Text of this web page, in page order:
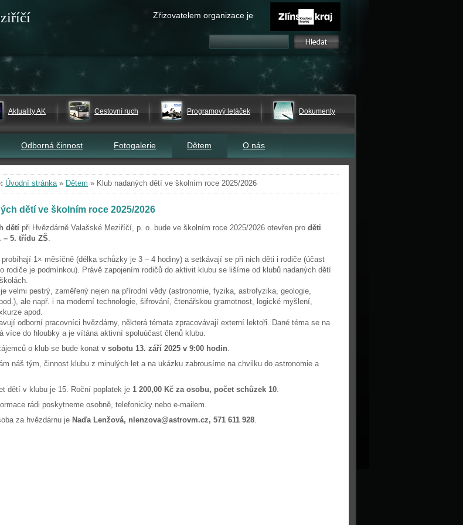
Zřizovatelem organizace je
Aktuality AK Cestovní ruch Programový letáček Dokumenty
Odborná činnost Fotogalerie Dětem O nás
Úvodní stránka» Dětem » Klub nadaných dětí ve školním roce 2025/2026
dětí ve školním roce 2025/2026
dětí při Hvězdárně Valašské Meziříčí, p. o. bude ve školním roce 2025/2026 otevřen pro děti
– 5. třídu ZŠ.
1× měsíčně (délka schůzky je 3 – 4 hodiny) a setkávají se při nich děti i rodiče (účast
rodiče je podmínkou). Právě zapojením rodičů do aktivit klubu se lišíme od klubů nadaných dětí
velmi pestrý, zaměřený nejen na přírodní vědy (astronomie, fyzika, astrofyzika, geologie,
ale např. i na moderní technologie, šifrování, čtenářskou gramotnost, logické myšlení,
apod.
odborní pracovníci hvězdárny, některá témata zpracovávají externí lektoři. Dané téma se na
více do hloubky a je vítána aktivní spoluúčast členů klubu.
o klub se bude konat v sobotu 13. září 2025 v 9:00 hodin.
náš tým, činnost klubu z minulých let a na ukázku zabrousíme na chvilku do astronomie a
dětí v klubu je 15. Roční poplatek je 1 200,00 Kč za osobu, počet schůzek 10.
rádi poskytneme osobně, telefonicky nebo e-mailem.
za hvězdárnu je Naďa Lenžová, nlenzova@astrovm.cz, 571 611 928.